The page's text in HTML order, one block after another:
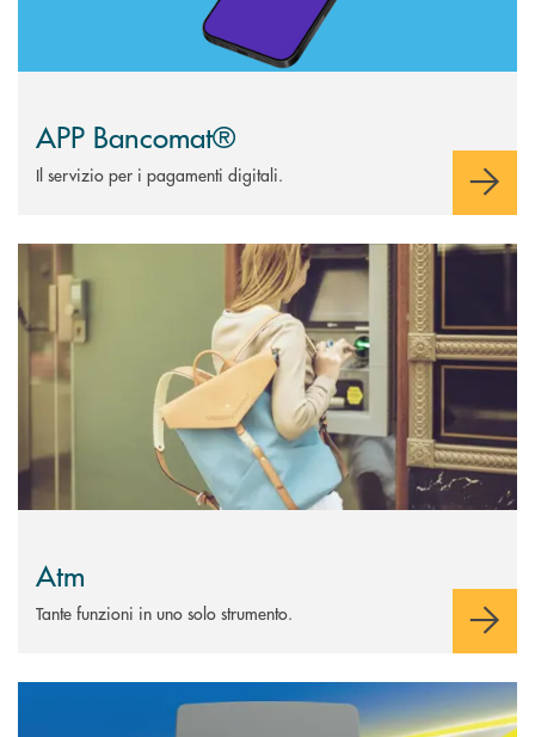
APP Bancomat®
Il servizio per i pagamenti digitali.
Scopri di più Atm
Atm
Tante funzioni in uno solo strumento.